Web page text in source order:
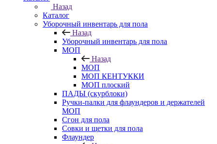
Назад
Каталог
Уборочный инвентарь для пола
Назад
Уборочный инвентарь для пола
МОП
Назад
МОП
МОП КЕНТУККИ
МОП плоский
ПАДЫ (скурблоки)
Ручки-палки для флаундеров и держателей
МОП
Сгон для пола
Совки и щетки для пола
Флаундер